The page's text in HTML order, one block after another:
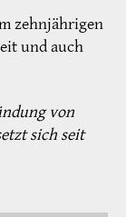
zehnjährigen
und auch
von
sich seit